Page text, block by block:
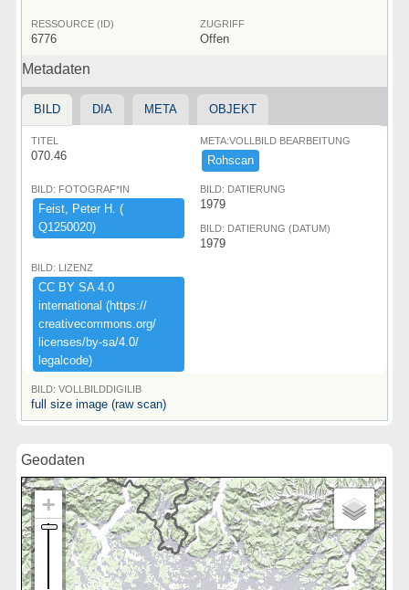
RESSOURCE (ID)
6776
ZUGRIFF
Offen
Metadaten
BILD DIA META OBJEKT
TITEL
070.46
META:VOLLBILD BEARBEITUNG
Rohscan
BILD: FOTOGRAF*IN
Feist,​ ​Peter ​H.​ ​(​
Q1250020)​
BILD: DATIERUNG
1979
BILD: DATIERUNG (DATUM)
1979
BILD: LIZENZ
CC ​BY ​SA ​4.​0 ​
international ​(​https:​/​/​
creativecommons.​org/​
licenses/​by-​sa/​4.​0/​
legalcode)​
BILD: VOLLBILDDIGILIB
full size image (raw scan)
Geodaten